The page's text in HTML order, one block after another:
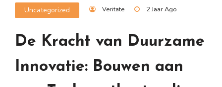
Uncategorized Veritate 2 Jaar Ago
De Kracht van Duurzame
Innovatie: Bouwen aan